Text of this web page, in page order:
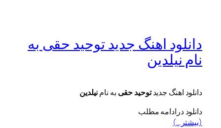
دانلود اهنگ جدید توحید حقی به
نام نیلدین
دانلود اهنگ جدیدتوحید حقی به نامنیلدین
دانلود درادامه مطلب
(بیشتر…)